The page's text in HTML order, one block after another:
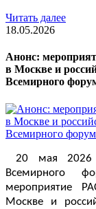
Читать далее
18.05.2026
Анонс:
в Москве и
Всемирного
20 мая 2026
Всемирного
мероприятие
Москве и